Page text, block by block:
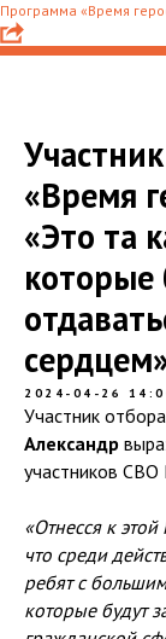
Программа «Время
«Время
«Это та
которые
2024-04-26
Участник
Александр
участников СВО
«Отнесся к
что среди
ребят с
которые будут